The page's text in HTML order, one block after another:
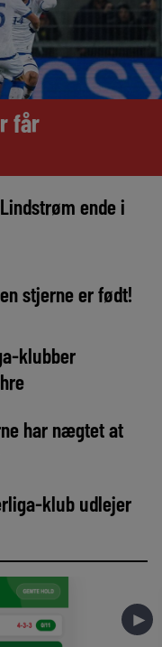
får
ende i
stjerne er født!
klubber
har nægtet at
klub udlejer
►